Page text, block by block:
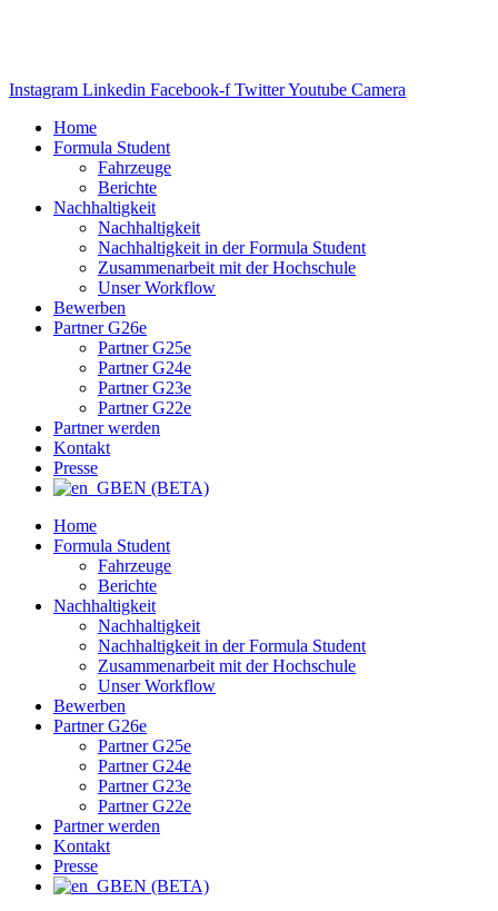
Instagram Linkedin Facebook-f TwitterYoutube Camera
Home
Formula Student
Fahrzeuge
Berichte
Nachhaltigkeit
Nachhaltigkeit
Nachhaltigkeit in der Formula Student
Zusammenarbeit mit der Hochschule
Unser Workflow
Bewerben
Partner G26e
Partner G25e
Partner G24e
Partner G23e
Partner G22e
Partner werden
Kontakt
Presse
EN (BETA)
Home
Formula Student
Fahrzeuge
Berichte
Nachhaltigkeit
Nachhaltigkeit
Nachhaltigkeit in der Formula Student
Zusammenarbeit mit der Hochschule
Unser Workflow
Bewerben
Partner G26e
Partner G25e
Partner G24e
Partner G23e
Partner G22e
Partner werden
Kontakt
Presse
EN (BETA)